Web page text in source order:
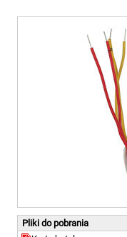
Pliki do pobrania